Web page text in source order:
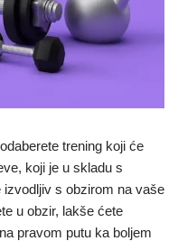
trening koji će
koji je u skladu s
s obzirom na vaše
u obzir, lakše ćete
pravom putu ka boljem